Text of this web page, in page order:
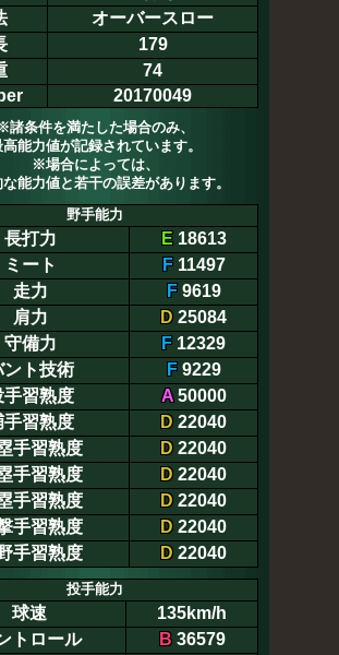
オーバースロー
179
74
20170049
諸条件を満たした場合のみ、
高能力値が記録されています。
※場合によっては、
能力値と若干の誤差があります。
野手能力
長打力 E18613
ミート
F11497
走力
F9619
肩力
D 25084
守備力
F 12329
ント技術
F9229
手習熟度
A50000
手習熟度
D 22040
手習熟度
D 22040
手習熟度
D 22040
手習熟度
D 22040
手習熟度
D 22040
手習熟度
D 22040
投手能力
球速
135km/h
トロール
B36579